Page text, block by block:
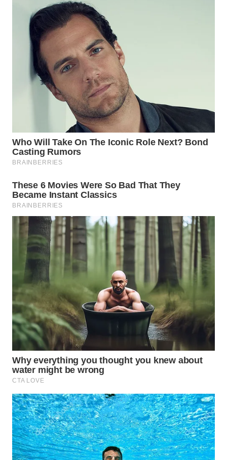
PURWAKARTA
PRIANGAN
TIMUR
WN
SEMARANG
WN
BOROBUDUR
WN
MADURA
WN
SURABAYA
NATUNA
WN
BINTAN
WN
MANDALIKA
WN
WN
LABUANBAJO
WN